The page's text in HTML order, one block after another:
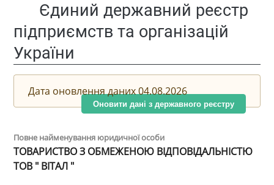
Єдиний державний реєстр
підприємств та організацій
України
Дата оновлення даних 04.08.2026
Оновити дані з державного реєстру
Повне найменування юридичної особи
ТОВАРИСТВО З ОБМЕЖЕНОЮ ВІДПОВІДАЛЬНІСТЮ
ТОВ " ВІТАЛ "